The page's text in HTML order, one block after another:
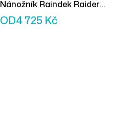
Nánožník Raindek Raider
černý
OD4 725 Kč